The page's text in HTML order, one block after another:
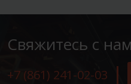
Свяжитесь с
+7 (861) 241-02-03